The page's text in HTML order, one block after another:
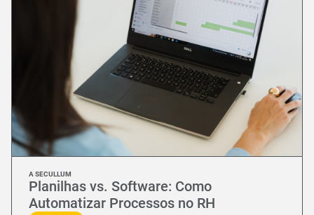
A SECULLUM
Planilhas vs. Software: Como
Automatizar Processos no RH